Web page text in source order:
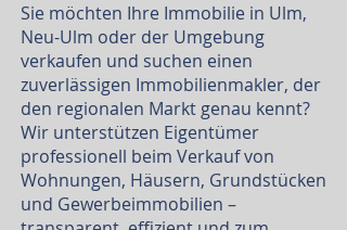
Sie möchten Ihre Immobilie in Ulm,
Neu-Ulm oder der Umgebung
verkaufen und suchen einen
zuverlässigen Immobilienmakler, der
den regionalen Markt genau kennt?
Wir unterstützen Eigentümer
professionell beim Verkauf von
Wohnungen, Häusern, Grundstücken
und Gewerbeimmobilien –